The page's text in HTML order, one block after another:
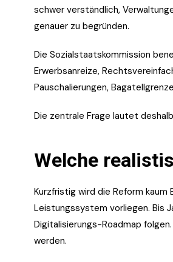
schwer verständlich,
genauer zu begründen.
Die Sozialstaatskommission
Erwerbsanreize,
Pauschalierungen,
Die zentrale Frage lautet
Welche
Kurzfristig wird die Reform
Leistungssystem vorliegen. Bis
Digitalisierungs-Roadmap
werden.